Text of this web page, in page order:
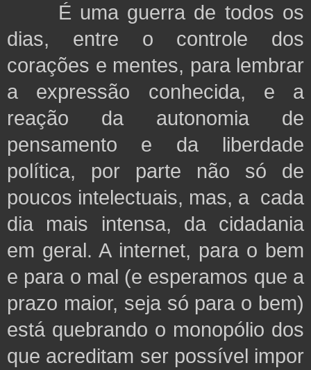
É uma guerra de todos os
dias, entre o controle dos
corações e mentes, para lembrar
a expressão conhecida, e a
reação da autonomia de
pensamento e da liberdade
política, por parte não só de
poucos intelectuais, mas, a cada
dia mais intensa, da cidadania
em geral. Ainternet, para o bem
e para o mal (e esperamos que a
prazo maior, seja só para o bem)
está quebrando o monopólio dos
que acreditam ser possível impor